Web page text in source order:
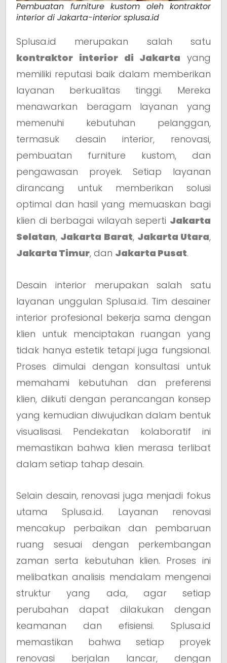
Pembuatan furniture kustom oleh kontraktor
interior di Jakarta-interior splusa.id
Splusa.id merupakan salah satu
kontraktor interior di Jakarta yang
memiliki reputasi baik dalam memberikan
layanan berkualitas tinggi. Mereka
menawarkan beragam layanan yang
memenuhi kebutuhan pelanggan,
termasuk desain interior, renovasi,
pembuatan furniture kustom, dan
pengawasan proyek. Setiap layanan
dirancang untuk memberikan solusi
optimal dan hasil yang memuaskan bagi
klien di berbagai wilayah seperti Jakarta
Selatan, Jakarta Barat, Jakarta Utara,
Jakarta Timur, dan Jakarta Pusat.
Desain interior merupakan salah satu
layanan unggulan Splusa.id. Tim desainer
interior profesional bekerja sama dengan
klien untuk menciptakan ruangan yang
tidak hanya estetik tetapi juga fungsional.
Proses dimulai dengan konsultasi untuk
memahami kebutuhan dan preferensi
klien, diikuti dengan perancangan konsep
yang kemudian diwujudkan dalam bentuk
visualisasi. Pendekatan kolaboratif ini
memastikan bahwa klien merasa terlibat
dalam setiap tahap desain.
Selain desain, renovasi juga menjadi fokus
utama Splusa.id. Layanan renovasi
mencakup perbaikan dan pembaruan
ruang sesuai dengan perkembangan
zaman serta kebutuhan klien. Proses ini
melibatkan analisis mendalam mengenai
struktur yang ada, agar setiap
perubahan dapat dilakukan dengan
keamanan dan efisiensi. Splusa.id
memastikan bahwa setiap proyek
renovasi berjalan lancar, dengan